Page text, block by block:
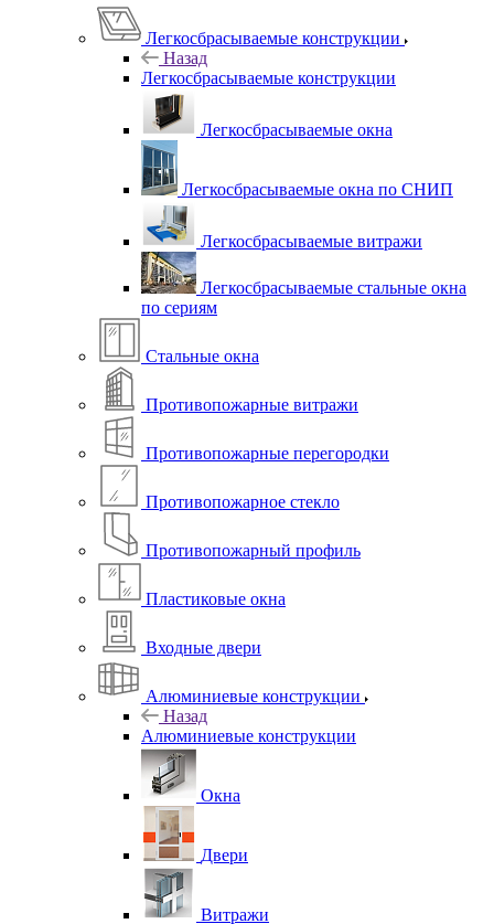
Легкосбрасываемые конструкции
Назад
Легкосбрасываемые конструкции
Легкосбрасываемые окна
Легкосбрасываемые окна по СНИП
Легкосбрасываемые витражи
Легкосбрасываемые стальные окна
по сериям
Стальные окна
Противопожарные витражи
Противопожарные перегородки
Противопожарное стекло
Противопожарный профиль
Пластиковые окна
Входные двери
Алюминиевые конструкции
Назад
Алюминиевые конструкции
Окна
Двери
Витражи